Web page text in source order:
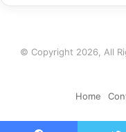
© Copyright 2026, All
Home